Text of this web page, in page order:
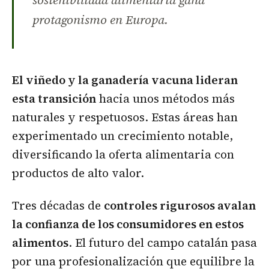
protagonismo en Europa.
El viñedo y la ganadería vacuna lideran
esta transiciónhacia unos métodos más
naturales y respetuosos. Estas áreas han
experimentado un crecimiento notable,
diversificando la oferta alimentaria con
productos de alto valor.
Tres décadas de controles rigurosos avalan
la confianza de los consumidores en estos
alimentos. El futuro del campo catalán pasa
por una profesionalización que equilibre la